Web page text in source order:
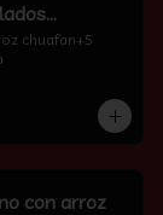
chuafan+5
con arroz